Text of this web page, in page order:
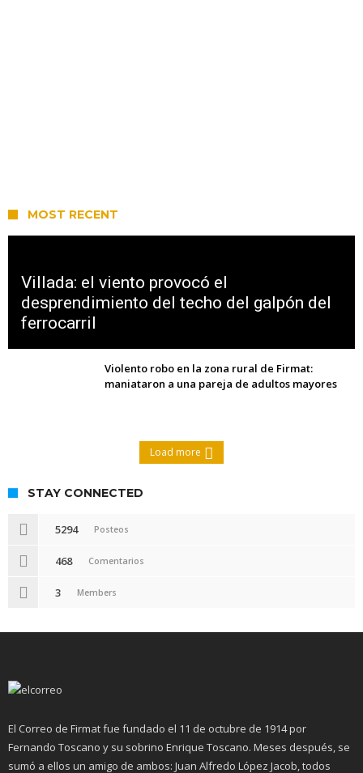
MOST RECENT
Villada: el viento provocó el
desprendimiento del techo del galpón del
ferrocarril
Violento robo en la zona rural de Firmat:
maniataron a una pareja de adultos mayores
Load more
STAY CONNECTED
5294 Posteos
468 Comentarios
3 Members
El Correo de Firmat fue fundado el 11 de octubre de 1914 por
Fernando Toscano y su sobrino Enrique Toscano. Meses después, se
sumó a ellos un amigo de ambos: Juan Alfredo López Jacob, todos